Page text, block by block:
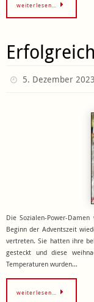
weiterlesen…
5. Dezember 2023
Die Sozialen-Power-
Beginn der Adventszeit
vertreten. Sie hatten ihre
gesteckt und diese
Temperaturen wurden…
weiterlesen…